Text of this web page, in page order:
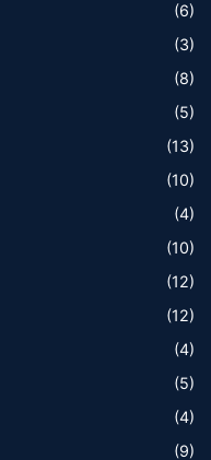
(6)
(3)
(8)
(5)
(13)
(10)
(4)
(10)
(12)
(12)
(4)
(5)
(4)
(9)